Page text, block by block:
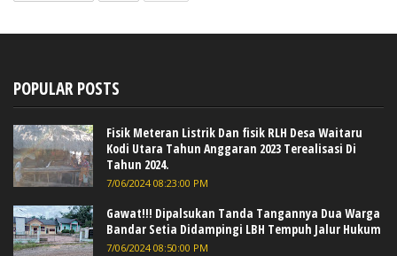
POPULAR POSTS
Fisik Meteran Listrik Dan fisik RLH Desa Waitaru
Kodi Utara Tahun Anggaran 2023 Terealisasi Di
Tahun 2024.
7/06/2024 08:23:00 PM
Gawat!!! Dipalsukan Tanda Tangannya Dua Warga
Bandar Setia Didampingi LBH Tempuh Jalur Hukum
7/06/2024 08:50:00 PM